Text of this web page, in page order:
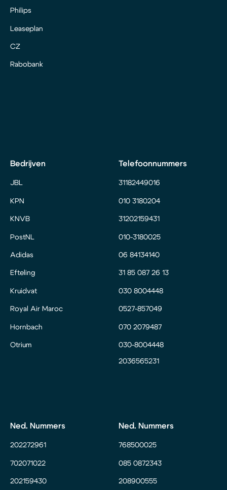
Philips
Leaseplan
CZ
Rabobank
Bedrijven
JBL
KPN
KNVB
PostNL
Adidas
Efteling
Kruidvat
Royal Air Maroc
Hornbach
Otrium
Telefoonnummers
31182449016
010 3180204
31202159431
010-3180025
06 84134140
31 85 087 26 13
030 8004448
0527-857049
070 2079487
030-8004448
2036565231
Ned. Nummers
202272961
702071022
202159430
Ned. Nummers
768500025
085 0872343
208900555